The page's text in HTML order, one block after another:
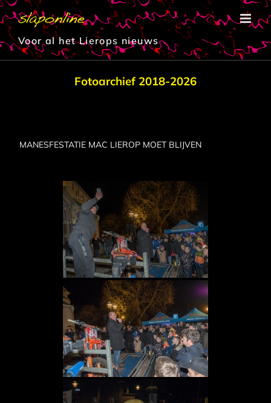
Ga
naar
inhoud
Voor al het Lierops nieuws
Fotoarchief 2018-2026
MANESFESTATIE MAC LIEROP MOET BLIJVEN